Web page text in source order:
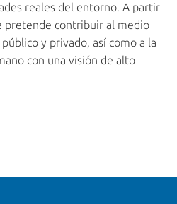
reales del entorno. A partir
pretende contribuir al medio
y privado, así como a la
con una visión de alto